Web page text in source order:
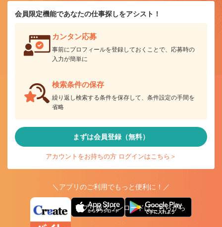
会員限定機能であなたの仕事探しをアシスト！
カンタン応募
事前にプロフィールを登録しておくことで、応募時の
入力が簡単に
検索条件の保存
繰り返し検索する条件を保存して、条件設定の手間を
省略
まずは会員登録（無料）
アカウントをお持ちの方 ログインはこちら＞
＼アプリのご利用でもっと便利に！／
アプリ版ダウンロードはこちらから